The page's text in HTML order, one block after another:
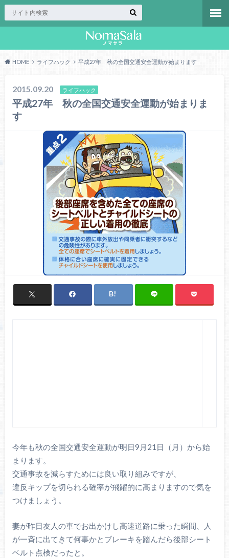
HOME ライフハック 平成27年 秋の全国交通安全運動が始まります
2015.09.20 ライフハック
平成27年 秋の全国交通安全運動が始まりま
す
今年も秋の全国交通安全運動が明日9月21日（月）から始
まります。
交通事故を減らすためには良い取り組みですが、
違反キップを切られる確率が飛躍的に高まりますので気を
つけましょう。
妻が昨日友人の車でお出かけし高速道路に乗った瞬間、人
が一斉に出てきて何事かとブレーキを踏んだら後部シート
ベルト点検だったと。